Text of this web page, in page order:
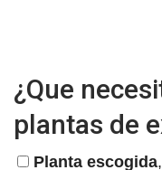
¿Que
plantas de
Planta escogida